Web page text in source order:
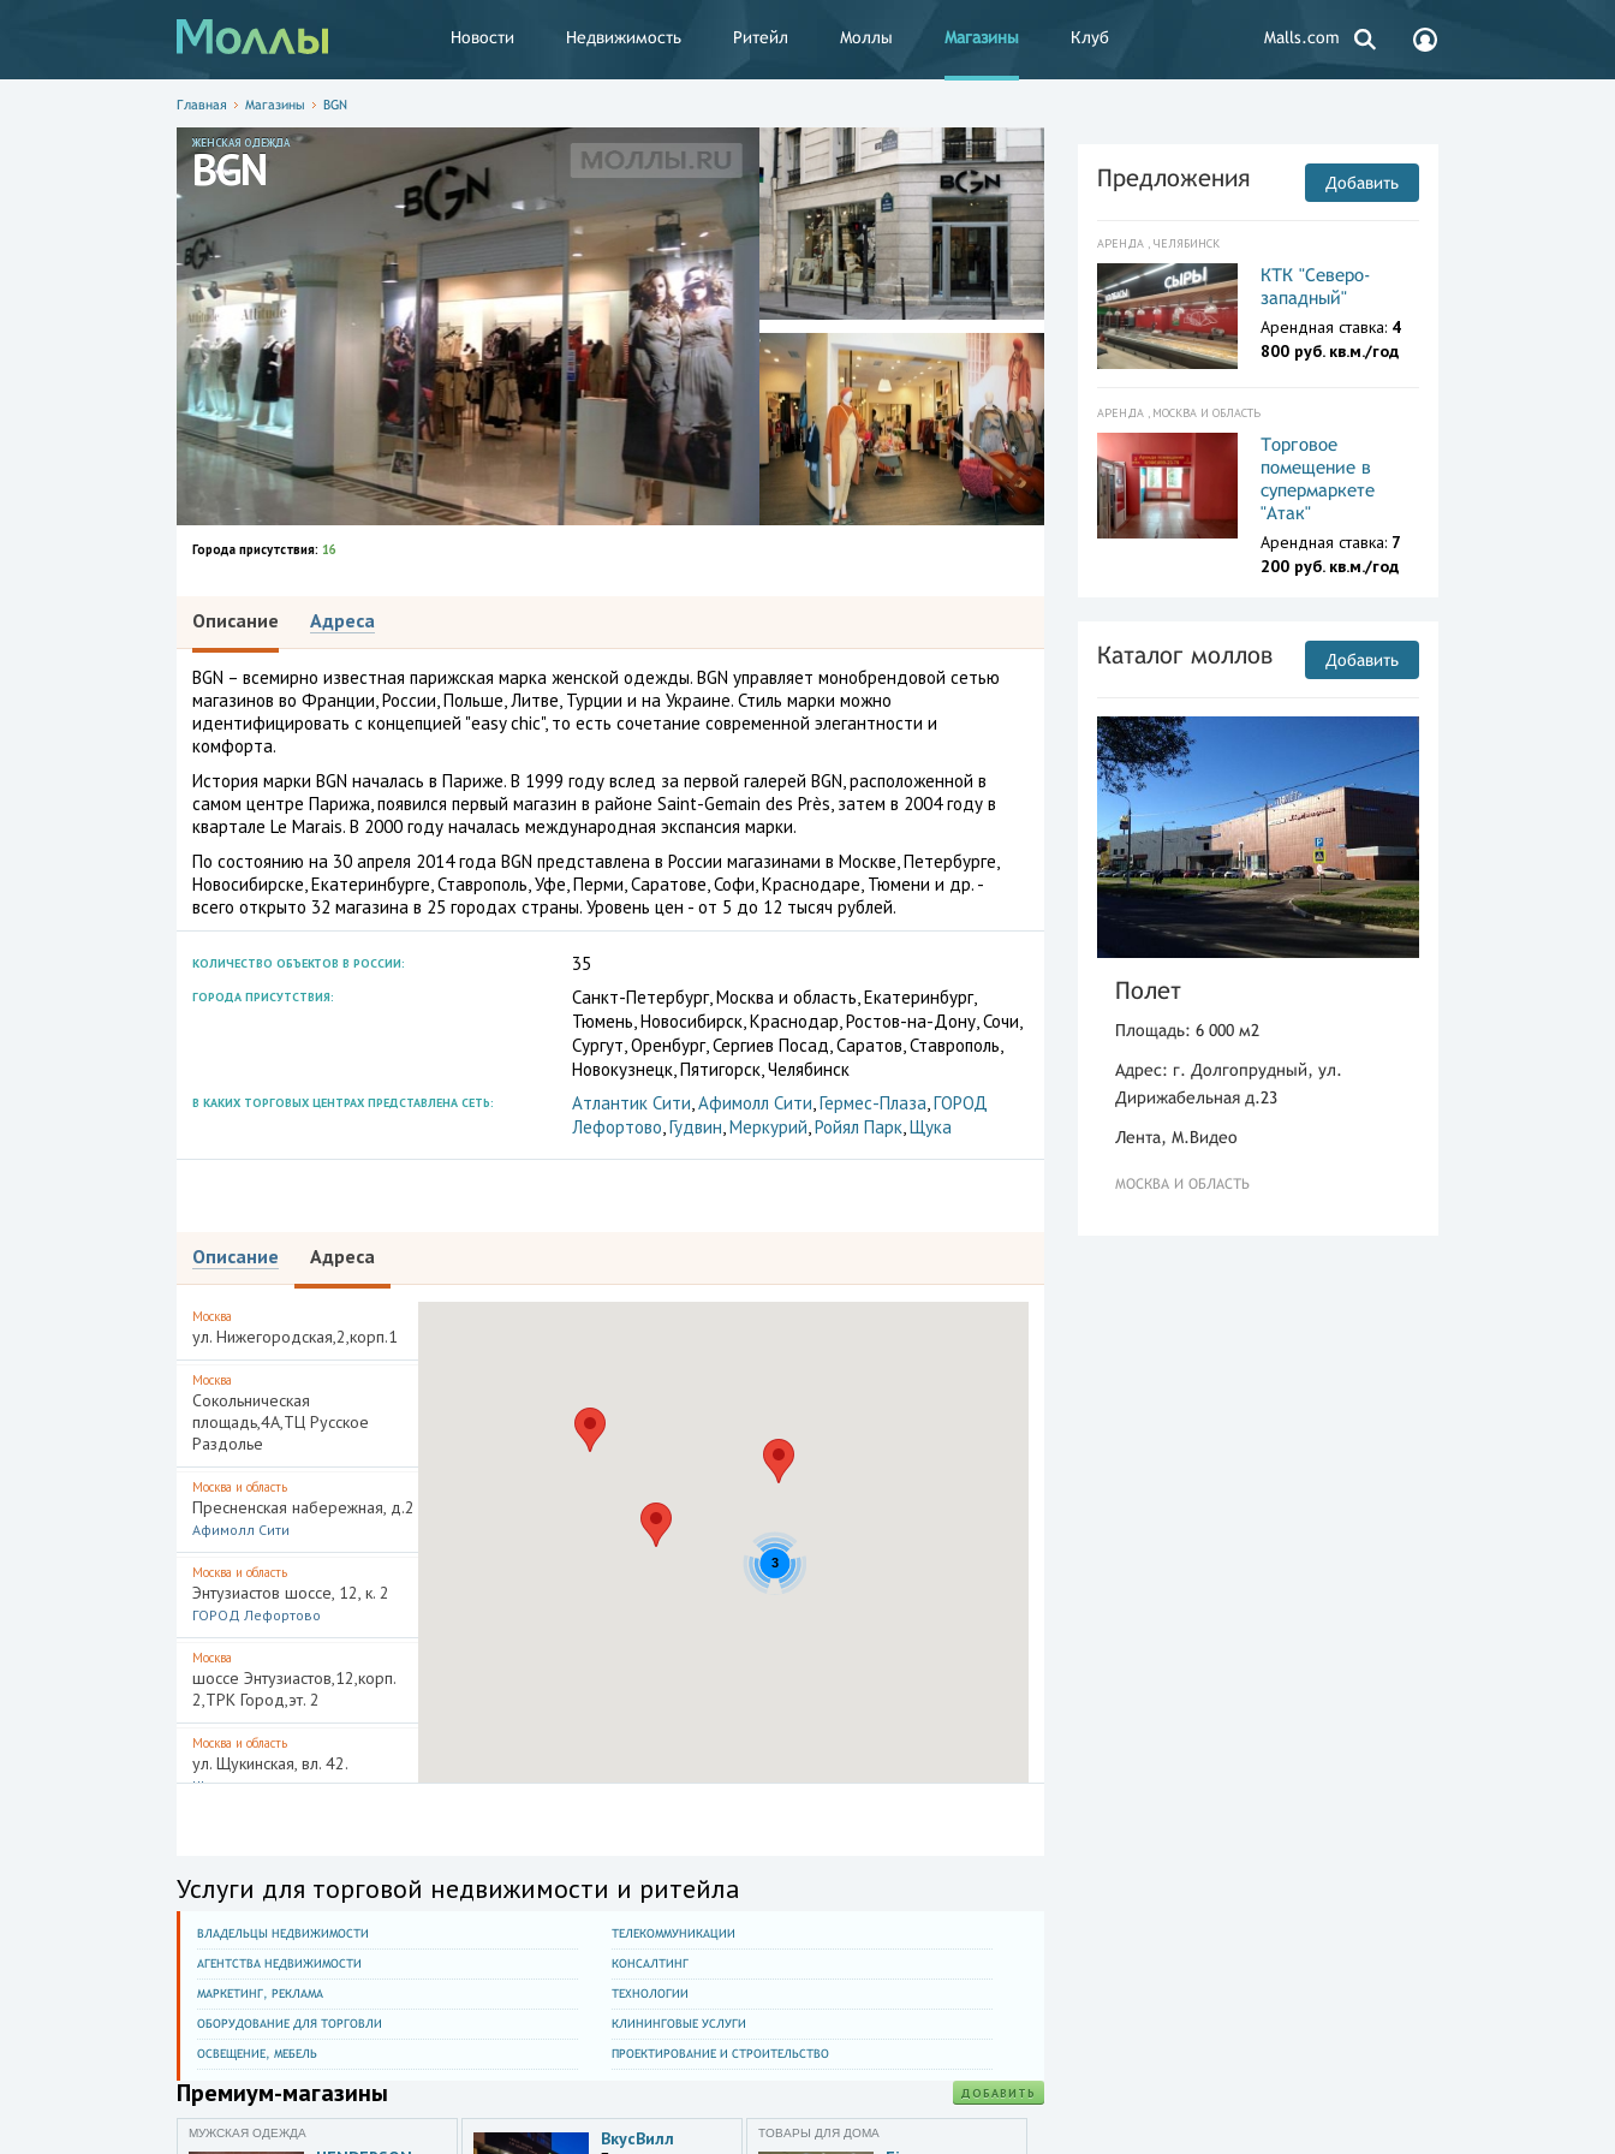
Новости Недвижимость Ритейл Моллы Магазины Клуб Malls.com
Главная Магазины BGN
ЖЕНСКАЯ ОДЕЖДА
BGN
Города присутствия: 16
Описание Адреса
BGN – всемирно известная парижская марка женской одежды. BGN управляет монобрендовой сетью
магазинов во Франции, России, Польше, Литве, Турции и на Украине. Стиль марки можно
идентифицировать с концепцией "easy chic", то есть сочетание современной элегантности и
комфорта.
История марки BGN началась в Париже. В 1999 году вслед за первой галерей BGN, расположенной в
самом центре Парижа, появился первый магазин в районе Saint-Gemain des Près, затем в 2004 году в
квартале Le Marais. В 2000 году началась международная экспансия марки.
По состоянию на 30 апреля 2014 года BGN представлена в России магазинами в Москве, Петербурге,
Новосибирске, Екатеринбурге, Ставрополь, Уфе, Перми, Саратове, Софи, Краснодаре, Тюмени и др. -
всего открыто 32 магазина в 25 городах страны. Уровень цен - от 5 до 12 тысяч рублей.
КОЛИЧЕСТВО ОБЪЕКТОВ В РОССИИ: 35
ГОРОДА ПРИСУТСТВИЯ:
Санкт-Петербург, Москва и область, Екатеринбург,
Тюмень, Новосибирск, Краснодар, Ростов-на-Дону, Сочи,
Сургут, Оренбург, Сергиев Посад, Саратов, Ставрополь,
Новокузнецк, Пятигорск, Челябинск
В КАКИХ ТОРГОВЫХ ЦЕНТРАХ ПРЕДСТАВЛЕНА СЕТЬ: Атлантик Сити,Афимолл Сити,Гермес-Плаза,ГОРОД
Лефортово,Гудвин,Меркурий,Ройял Парк,Щука
Описание Адреса
Москва
ул. Нижегородская,2,корп.1
Москва
Сокольническая
площадь,4А,ТЦ Русское
Раздолье
Москва и область
Пресненская набережная, д.2
Афимолл Сити
Москва и область
Энтузиастов шоссе, 12, к. 2
ГОРОД Лефортово
Москва
шоссе Энтузиастов,12,корп.
2,ТРК Город,эт. 2
Москва и область
ул. Щукинская, вл. 42.
Щука
Днепр,проспект Дмитрия
Яворницкого,67д
Донецк
ул. Коммунаров,2а
Запорожская область
село,ул. Центральная,92ТЦ
Пальмира Плаза
3
Услуги для торговой недвижимости и ритейла
ВЛАДЕЛЬЦЫ НЕДВИЖИМОСТИ ТЕЛЕКОММУНИКАЦИИ
АГЕНТСТВА НЕДВИЖИМОСТИ КОНСАЛТИНГ
МАРКЕТИНГ, РЕКЛАМА ТЕХНОЛОГИИ
ОБОРУДОВАНИЕ ДЛЯ ТОРГОВЛИ КЛИНИНГОВЫЕ УСЛУГИ
ОСВЕЩЕНИЕ, МЕБЕЛЬ ПРОЕКТИРОВАНИЕ И СТРОИТЕЛЬСТВО
ДОБАВИТЬ
Премиум-магазины
МУЖСКАЯ ОДЕЖДА ВкусВилл ТОВАРЫ ДЛЯ ДОМА
Предложения Добавить
АРЕНДА , ЧЕЛЯБИНСК
КТК "Северо-
западный"
Арендная ставка: 4
800 руб. кв.м./год
АРЕНДА , МОСКВА И ОБЛАСТЬ
Торговое
помещение в
супермаркете
"Атак"
Арендная ставка: 7
200 руб. кв.м./год
Каталог моллов Добавить
Полет
Площадь: 6 000 м2
Адрес: г. Долгопрудный, ул.
Дирижабельная д.23
Лента, М.Видео
МОСКВА И ОБЛАСТЬ